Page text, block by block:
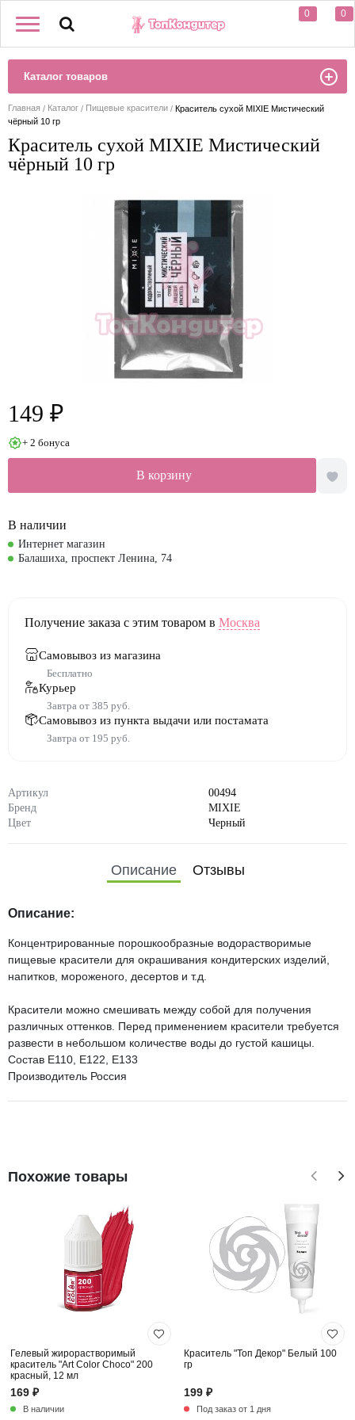
0 0
Каталог товаров
Главная Каталог Пищевые красители
Краситель сухой MIXIE Мистический
чёрный 10 гр
Краситель сухой MIXIE Мистический
чёрный 10 гр
Артикул
00494
Бренд
MIXIE
Цвет
Черный
149 ₽
+ 2 бонуса
В корзину
В наличии
Интернет магазин
Балашиха, проспект Ленина, 74
Получение заказа с этим товаром в Москва
Самовывоз из магазина
Бесплатно
Курьер
Завтра от 385 руб.
Самовывоз из пункта выдачи или постамата
Завтра от 195 руб.
Описание Отзывы
Описание:
Концентрированные порошкообразные водорастворимые
пищевые красители для окрашивания кондитерских изделий,
напитков, мороженого, десертов и т.д.
Красители можно смешивать между собой для получения
различных оттенков. Перед применением красители требуется
развести в небольшом количестве воды до густой кашицы.
Состав E110, Е122, Е133
Производитель Россия
Похожие товары
Гелевый жирорастворимый
краситель "Art Color Choco" 200
красный, 12 мл
169 ₽
В наличии
Краситель "Топ Декор" Белый 100
гр
199 ₽
Под заказ от 1 дня